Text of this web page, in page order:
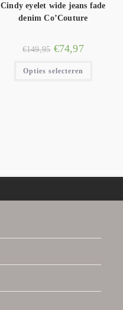
Cindy eyelet wide jeans fade
denim Co’Couture
€149,95 €74,97
Opties selecteren